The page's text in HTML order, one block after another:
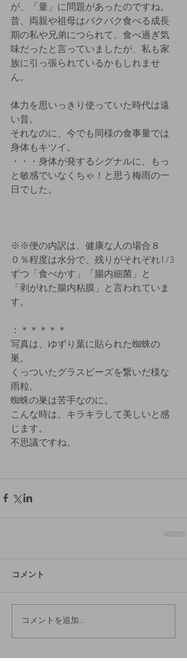
が、「量」に問題があったのですね。
昔、両親や祖母はバクバク食べる成長
期の私や兄弟につられて、食べ過ぎ気
味だったと言っていましたが、私も家
族に引っ張られているかもしれませ
ん。
体力を思いっきり使っていた時代は遠
い昔。
それなのに、今でも同様の食事量では
身体もキツイ。
・・・身体が発するシグナルに、もっ
と敏感でいなくちゃ！と思う梅雨の一
日でした。
※※便の内訳は、健康な人の場合８
０％程度は水分で、残りがそれぞれ1/3
ずつ「食べかす」「腸内細菌」と
「剥がれた腸内粘膜」と言われていま
す。
：＊＊＊＊＊
写真は、ゆずり葉に貼られた蜘蛛の
巣。
くっついたグラスビーズを繋いだ様な
雨粒。
蜘蛛の巣は苦手なのに。
こんな時は、キラキラして美しいと感
じます。
不思議ですね。
コメント
コメントを追加…